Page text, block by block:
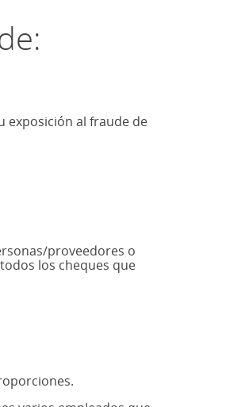
exposición al fraude de
proveedores o
los cheques que